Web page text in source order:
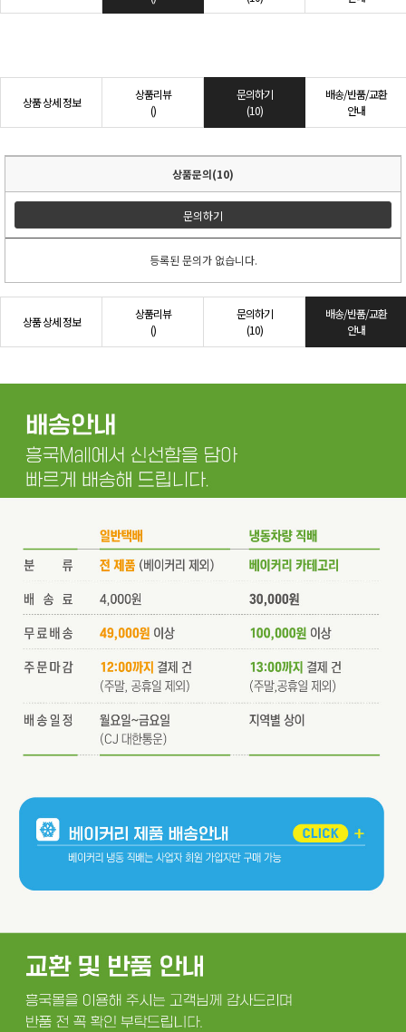
상품 상세 정보
상품리뷰
()
문의하기
(10)
배송/반품/교환
안내
상품문의(10)
문의하기
등록된 문의가 없습니다.
상품 상세 정보
상품리뷰
()
문의하기
(10)
배송/반품/교환
안내